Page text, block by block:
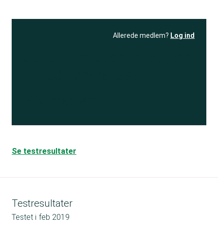
Allerede medlem? Log ind
Se testresultater
Testresultater
Testet i feb 2019